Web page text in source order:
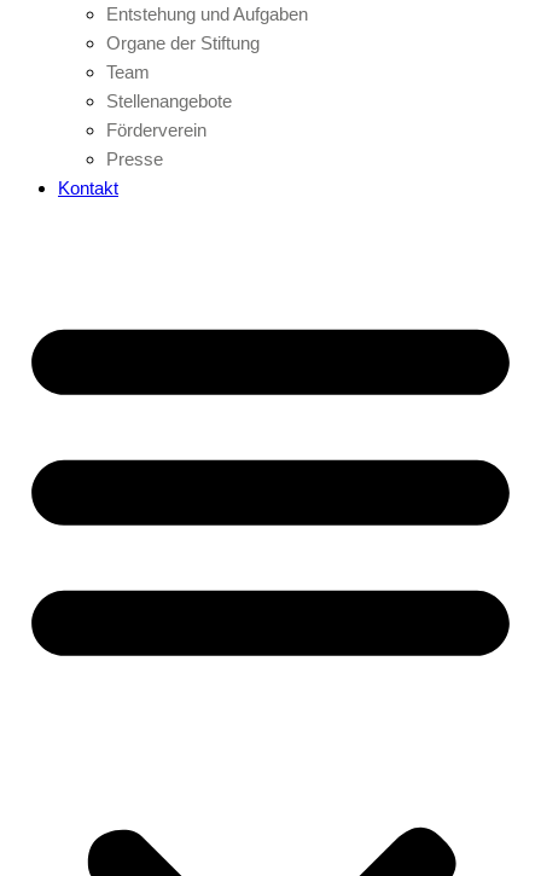
Entstehung und Aufgaben
Organe der Stiftung
Team
Stellenangebote
Förderverein
Presse
Kontakt